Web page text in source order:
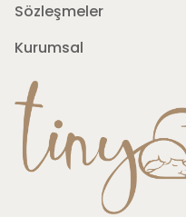
Sözleşmeler
Kurumsal